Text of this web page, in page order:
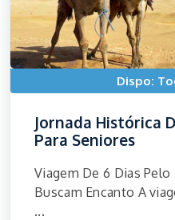
Dispo:
Jornada Histórica
Para Seniores
Viagem De 6 Dias
Buscam Encanto A
...